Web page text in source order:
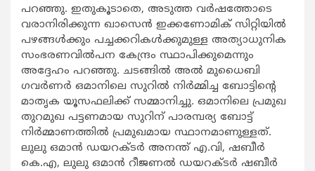
പറഞ്ഞു. ഇതുകൂടാതെ, അടുത്ത വർഷത്തോടെ
വരാനിരിക്കുന്ന ഖാസെൻ ഇക്കണോമിക് സിറ്റിയിൽ
പഴങ്ങൾക്കും പച്ചക്കറികൾക്കുമുള്ള അത്യാധുനിക
സംഭരണവിൽപന കേന്ദ്രം സ്ഥാപിക്കുമെന്നും
അദ്ദേഹം പറഞ്ഞു. ചടങ്ങിൽ അൽ മുധൈബി
ഗവർണർ ഒമാനിലെ സുറിൽ നിർമ്മിച്ച ബോട്ടിൻ്റെ
മാതൃക യൂസഫലിക്ക് സമ്മാനിച്ചു. ഒമാനിലെ പ്രമുഖ
തുറമുഖ പട്ടണമായ സുറിന് പാരമ്പര്യ ബോട്ട്
നിർമ്മാണത്തിൽ പ്രമുഖമായ സ്ഥാനമാണുള്ളത്.
ലുലു ഒമാൻ ഡയറക്ടർ അനന്ത് എ.വി, ഷബീർ
കെ.എ, ലുലു ഒമാൻ റീജണൽ ഡയറക്ടർ ഷബീർ